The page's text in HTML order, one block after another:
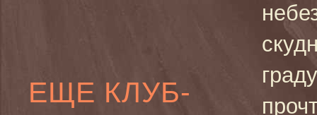
ЕЩЕ КЛУБ-